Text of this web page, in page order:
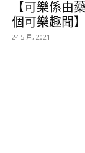
【可樂係由
個可樂趣聞】
24 5 月, 2021